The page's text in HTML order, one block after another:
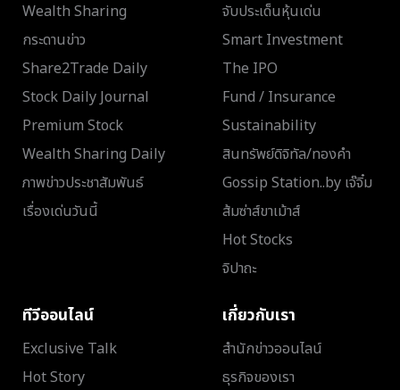
Wealth Sharing
กระดานข่าว
Share2Trade Daily
Stock Daily Journal
Premium Stock
Wealth Sharing Daily
ภาพข่าวประชาสัมพันธ์
เรื่องเด่นวันนี้
จับประเด็นหุ้นเด่น
Smart Investment
The IPO
Fund / Insurance
Sustainability
สินทรัพย์ดิจิทัล/ทองคำ
Gossip Station..by เจ๊จิ๋ม
ส้มซ่าส์ขาเม้าส์
Hot Stocks
จิปาถะ
ทีวีออนไลน์
Exclusive Talk
Hot Story
เกี่ยวกับเรา
สำนักข่าวออนไลน์
ธุรกิจของเรา